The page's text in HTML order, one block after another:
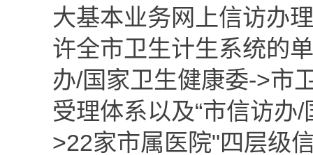
大基本业务网上信访办
许全市卫生计生系统的
办/国家卫生健康委->市
受理体系以及“市信访办/
>22家市属医院"四层级